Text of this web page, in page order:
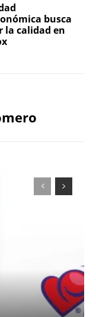
busca
la calidad en